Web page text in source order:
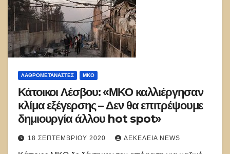
ΛΑΘΡΟΜΕΤΑΝΑΣΤΕΣ ΜΚΟ
Κάτοικοι Λέσβου: «ΜΚΟ καλλιέργησαν
κλίμα εξέγερσης – Δεν θα επιτρέψουμε
δημιουργία άλλου hot spot»
18 ΣΕΠΤΕΜΒΡΊΟΥ 2020 ΔΕΚΈΛΕΙΑ NEWS